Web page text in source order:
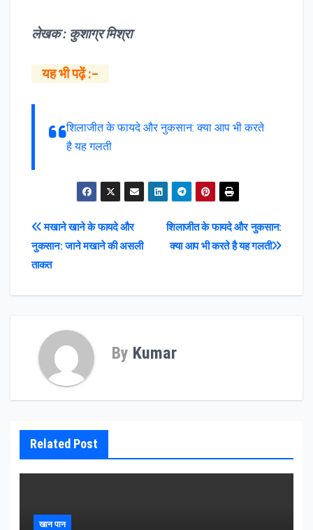
लेखक : कुशाग्र मिश्रा
यह भी पढ़ें :–
शिलाजीत के फायदे और नुकसान: क्या आप भी करते
है यह गलती
Post
navigation
शिलाजीत के फायदे और नुकसान:
क्या आप भी करते है यह गलती
मखाने खाने के फायदे और
नुकसान: जाने मखाने की असली
ताकत
By Kumar
Related Post
खान पान